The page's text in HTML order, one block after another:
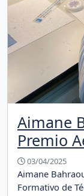
Aimane
Premio
03/04/2025
Aimane
Formativo de